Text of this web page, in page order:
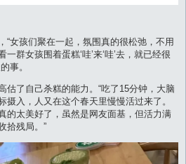
“女孩们聚在一起，氛围真的很松弛，不用
群女孩围着蛋糕‘哇’来‘哇’去，就已经很
事。
估了自己杀糕的能力。“吃了15分钟，大脑
摄入，人又在这个春天里慢慢活过来了。
的太美好了，虽然是网友面基，但活力满
拾残局。”